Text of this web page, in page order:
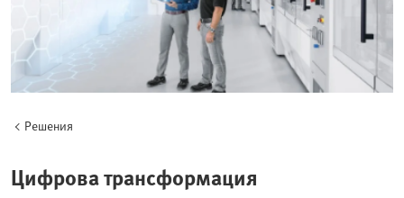
Решения
Цифрова трансформация